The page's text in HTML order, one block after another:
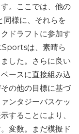
。ここでは、他の
様に、それらを
ドラフトに参加す
は、素晴ら
した。さらに良い
ースに直接組み込
の他の目標に基づ
ンタジーバスケッ
することにより、
変数。まだ模擬ド